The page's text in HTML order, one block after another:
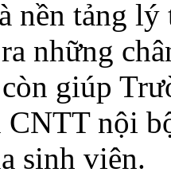
nền tảng
những
giúp
CNTT nội
sinh viên.